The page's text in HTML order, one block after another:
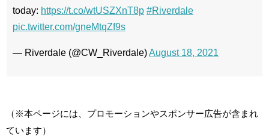
today: https://t.co/wtUSZXnT8p #Riverdale
pic.twitter.com/gneMtqZf9s
— Riverdale (@CW_Riverdale)August 18, 2021
（※本ページには、プロモーションやスポンサー広告が含まれ
ています）